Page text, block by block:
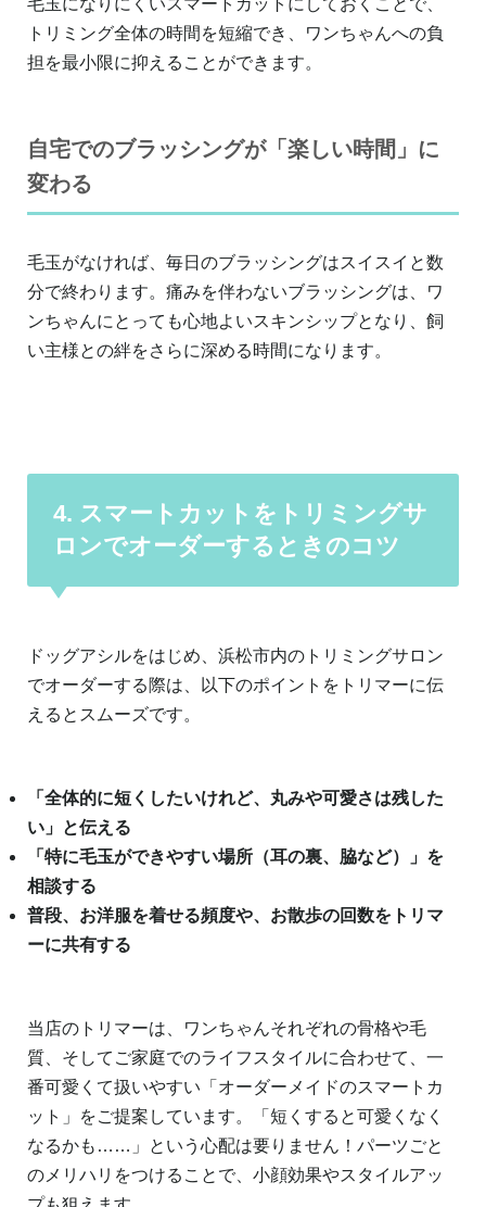
毛玉になりにくいスマートカットにしておくことで、
トリミング全体の時間を短縮でき、ワンちゃんへの負
担を最小限に抑えることができます。
自宅でのブラッシングが「楽しい時間」に
変わる
毛玉がなければ、毎日のブラッシングはスイスイと数
分で終わります。痛みを伴わないブラッシングは、ワ
ンちゃんにとっても心地よいスキンシップとなり、飼
い主様との絆をさらに深める時間になります。
4. スマートカットをトリミングサ
ロンでオーダーするときのコツ
ドッグアシルをはじめ、浜松市内のトリミングサロン
でオーダーする際は、以下のポイントをトリマーに伝
えるとスムーズです。
「全体的に短くしたいけれど、丸みや可愛さは残した
い」と伝える
「特に毛玉ができやすい場所（耳の裏、脇など）」を
相談する
普段、お洋服を着せる頻度や、お散歩の回数をトリマ
ーに共有する
当店のトリマーは、ワンちゃんそれぞれの骨格や毛
質、そしてご家庭でのライフスタイルに合わせて、一
番可愛くて扱いやすい「オーダーメイドのスマートカ
ット」をご提案しています。「短くすると可愛くなく
なるかも……」という心配は要りません！パーツごと
のメリハリをつけることで、小顔効果やスタイルアッ